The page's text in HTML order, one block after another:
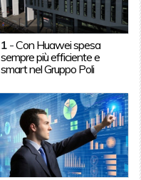
1 -Con Huawei spesa
sempre più efficiente e
smart nel Gruppo Poli